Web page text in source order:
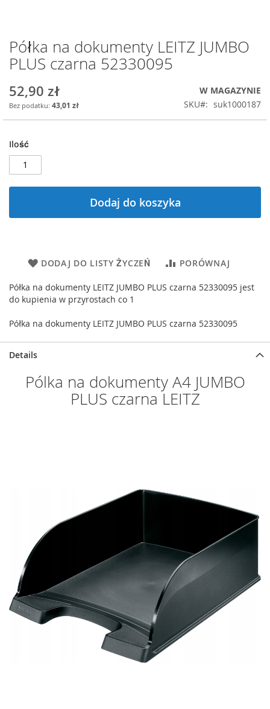
Przejdź
na
początek
Półka na dokumenty LEITZ JUMBO
PLUS czarna 52330095
52,90 zł
43,01 zł
W MAGAZYNIE
SKU
suk1000187
Ilość
Dodaj do koszyka
DODAJ DO LISTY ŻYCZEŃ PORÓWNAJ
Półka na dokumenty LEITZ JUMBO PLUS czarna 52330095 jest
do kupienia w przyrostach co 1
Półka na dokumenty LEITZ JUMBO PLUS czarna 52330095
Details
Pólka na dokumenty A4 JUMBO
PLUS czarna LEITZ